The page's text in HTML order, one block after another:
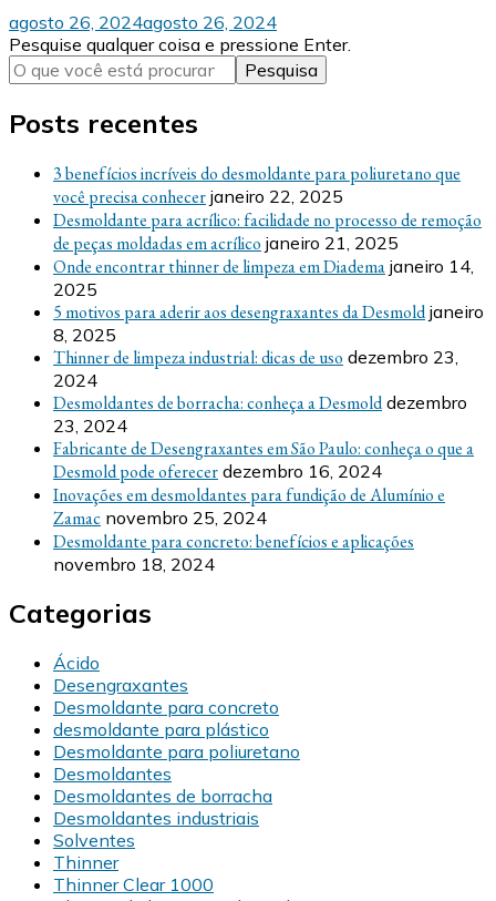
agosto 26, 2024agosto 26, 2024
Procurando
algo?
Pesquise qualquer coisa e pressione Enter.
Posts recentes
3 benefícios incríveis do desmoldante para poliuretano que
você precisa conhecer janeiro 22, 2025
Desmoldante para acrílico: facilidade no processo de remoção
de peças moldadas em acrílico janeiro 21, 2025
Onde encontrar thinner de limpeza em Diadema janeiro 14,
2025
5 motivos para aderir aos desengraxantes da Desmold janeiro
8, 2025
Thinner de limpeza industrial: dicas de uso dezembro 23,
2024
Desmoldantes de borracha: conheça a Desmold dezembro
23, 2024
Fabricante de Desengraxantes em São Paulo: conheça o que a
Desmold pode oferecer dezembro 16, 2024
Inovações em desmoldantes para fundição de Alumínio e
Zamac novembro 25, 2024
Desmoldante para concreto: benefícios e aplicações
novembro 18, 2024
Categorias
Ácido
Desengraxantes
Desmoldante para concreto
desmoldante para plástico
Desmoldante para poliuretano
Desmoldantes
Desmoldantes de borracha
Desmoldantes industriais
Solventes
Thinner
Thinner Clear 1000